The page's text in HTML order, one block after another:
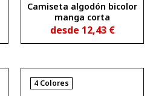
Camiseta algodón bicolor
manga corta
desde 12,43 €
4 Colores